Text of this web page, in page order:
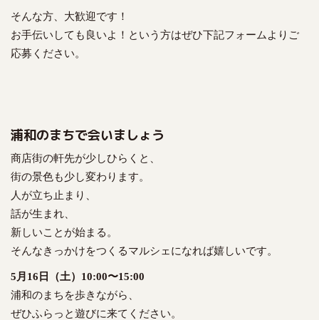
そんな方、大歓迎です！
お手伝いしても良いよ！という方はぜひ下記フォームよりご
応募ください。
浦和のまちで会いましょう
商店街の軒先が少しひらくと、
街の景色も少し変わります。
人が立ち止まり、
話が生まれ、
新しいことが始まる。
そんなきっかけをつくるマルシェになれば嬉しいです。
5月16日（土）10:00〜15:00
浦和のまちを歩きながら、
ぜひふらっと遊びに来てください。